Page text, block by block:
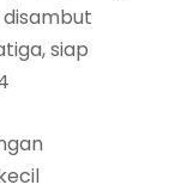
siap